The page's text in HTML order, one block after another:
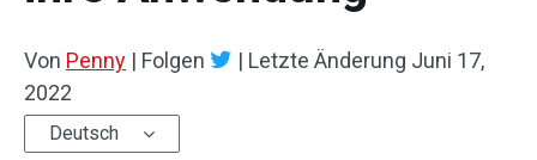
Von Penny | Folgen | Letzte Änderung Juni 17,
2022
Deutsch